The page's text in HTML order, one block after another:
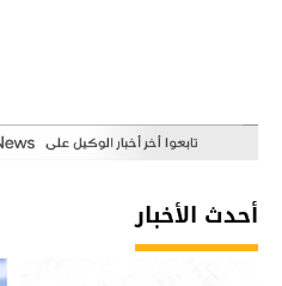
أحدث الأخبار